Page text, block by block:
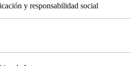
y responsabilidad social